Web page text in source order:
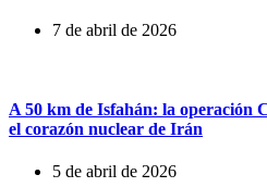
7 de abril de 2026
A 50 km de Isfahán: la operación
el corazón nuclear de Irán
5 de abril de 2026